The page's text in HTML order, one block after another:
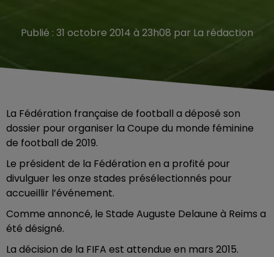
Publié : 31 octobre 2014 à 23h08 par La rédaction
La Fédération française de football a déposé son
dossier pour organiser la Coupe du monde féminine
de football de 2019.
Le président de la Fédération en a profité pour
divulguer les onze stades présélectionnés pour
accueillir l’événement.
Comme annoncé, le Stade Auguste Delaune à Reims a
été désigné.
La décision de la FIFA est attendue en mars 2015.